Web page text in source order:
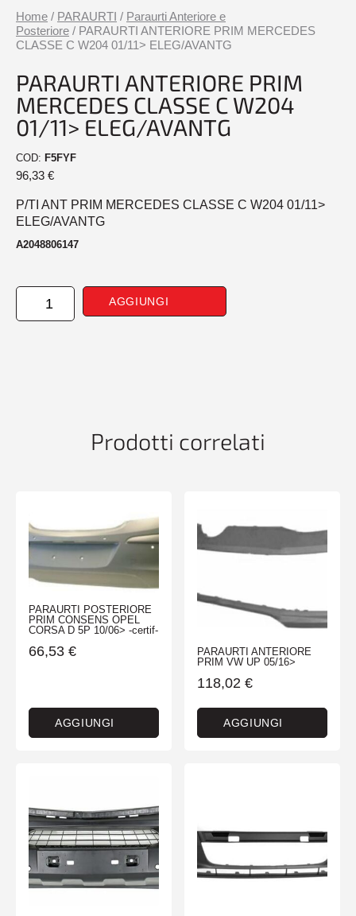
Home / PARAURTI / Paraurti Anteriore e
Posteriore / PARAURTI ANTERIORE PRIM MERCEDES
CLASSE C W204 01/11> ELEG/AVANTG
PARAURTI ANTERIORE PRIM
MERCEDES CLASSE C W204
01/11> ELEG/AVANTG
COD: F5FYF
96,33 €
P/TI ANT PRIM MERCEDES CLASSE C W204 01/11>
ELEG/AVANTG
A2048806147
PARAURTI
ANTERIORE
AGGIUNGI
Prodotti correlati
PARAURTI POSTERIORE
PRIM CONSENS OPEL
CORSA D 5P 10/06> -certif-
66,53 €
AGGIUNGI
PARAURTI ANTERIORE
PRIM VW UP 05/16>
118,02 €
AGGIUNGI